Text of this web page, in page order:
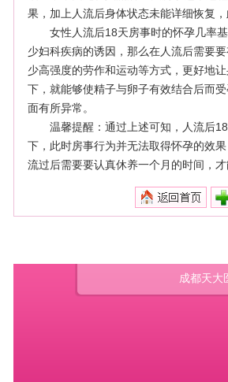
果，加上人流后身体状态未能详细恢复
女性人流后18天房事时的怀孕几率
少妇科疾病的诱因，那么在人流后需要
少高强度的劳作和运动等方式，更好地
下，就能够使精子与卵子有效结合后而
面有所异常。
温馨提醒：通过上述可知，人流后
下，此时房事行为并无法取得怀孕的效
流过后需要要认真休养一个月的时间，
成都天大